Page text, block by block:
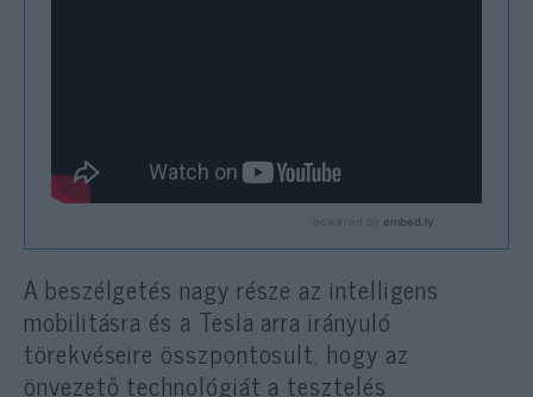
A beszélgetés nagy része az intelligens
mobilitásra és a Tesla arra irányuló
törekvéseire összpontosult, hogy az
önvezető technológiát a tesztelés